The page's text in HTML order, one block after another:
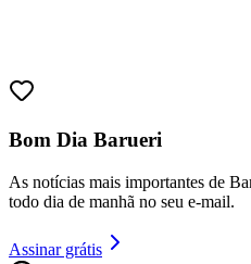
Bom Dia Barueri
As notícias mais importantes de
todo dia de manhã no seu e-mail.
Assinar grátis